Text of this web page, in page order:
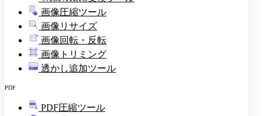
画像圧縮ツール
画像リサイズ
画像回転・反転
画像トリミング
透かし追加ツール
PDF
PDF圧縮ツール